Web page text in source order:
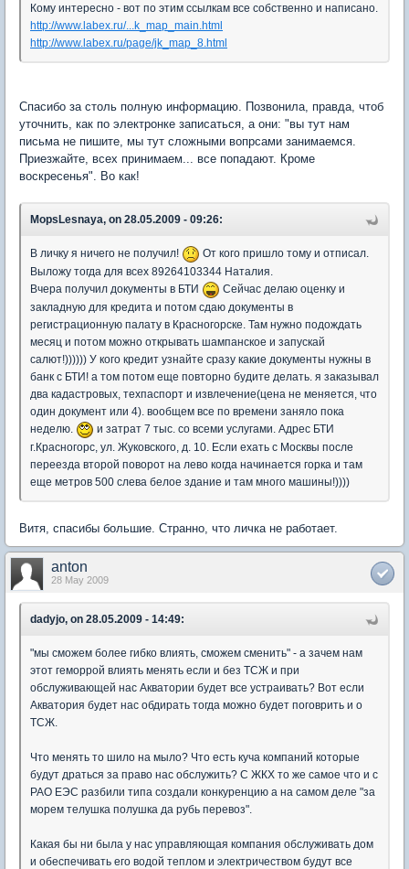
Кому интересно - вот по этим ссылкам все собственно и написано.
http://www.labex.ru/...k_map_main.html
http://www.labex.ru/page/jk_map_8.html
Спасибо за столь полную информацию. Позвонила, правда, чтоб
уточнить, как по электронке записаться, а они: "вы тут нам
письма не пишите, мы тут сложными вопрсами занимаемся.
Приезжайте, всех принимаем... все попадают. Кроме
воскресенья". Во как!
MopsLesnaya, on 28.05.2009 - 09:26:
В личку я ничего не получил!
От кого пришло тому и отписал.
Выложу тогда для всех 89264103344 Наталия.
Вчера получил документы в БТИ
Сейчас делаю оценку и
закладную для кредита и потом сдаю документы в
регистрационную палату в Красногорске. Там нужно подождать
месяц и потом можно открывать шампанское и запускай
салют!)))))) У кого кредит узнайте сразу какие документы нужны в
банк с БТИ! а том потом еще повторно будите делать. я заказывал
два кадастровых, техпаспорт и извлечение(цена не меняется, что
один документ или 4). вообщем все по времени заняло пока
неделю.
и затрат 7 тыс. со всеми услугами. Адрес БТИ
г.Красногорс, ул. Жуковского, д. 10. Если ехать с Москвы после
переезда второй поворот на лево когда начинается горка и там
еще метров 500 слева белое здание и там много машины!))))
Витя, спасибы большие. Странно, что личка не работает.
anton
28 May 2009
dadyjo, on 28.05.2009 - 14:49:
"мы сможем более гибко влиять, сможем сменить" - а зачем нам
этот геморрой влиять менять если и без ТСЖ и при
обслуживающей нас Акватории будет все устраивать? Вот если
Акватория будет нас обдирать тогда можно будет поговрить и о
ТСЖ.
Что менять то шило на мыло? Что есть куча компаний которые
будут драться за право нас обслужить? С ЖКХ то же самое что и с
РАО ЕЭС разбили типа создали конкуренцию а на самом деле "за
морем телушка полушка да рубь перевоз".
Какая бы ни была у нас управляющая компания обслуживать дом
и обеспечивать его водой теплом и электричеством будут все